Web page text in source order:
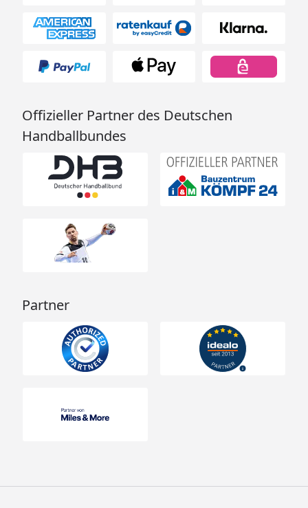
Offizieller Partner des Deutschen
Handballbundes
Partner